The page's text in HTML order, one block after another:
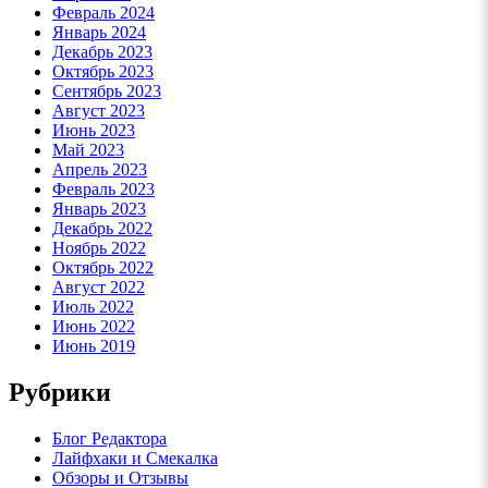
Февраль 2024
Январь 2024
Декабрь 2023
Октябрь 2023
Сентябрь 2023
Август 2023
Июнь 2023
Май 2023
Апрель 2023
Февраль 2023
Январь 2023
Декабрь 2022
Ноябрь 2022
Октябрь 2022
Август 2022
Июль 2022
Июнь 2022
Июнь 2019
Рубрики
Блог Редактора
Лайфхаки и Смекалка
Обзоры и Отзывы